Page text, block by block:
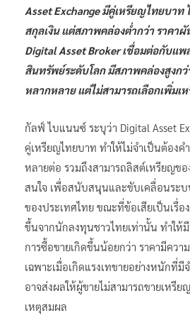
Asset Exchange มีคู่เหรียญไทยบาท
สกุลเงิน แต่สภาพคล่องต่ำกว่า ราคา
Digital Asset Broker เชื่อมต่อกับแ
สินทรัพย์ระดับโลก มีสภาพคล่องสูงกว่
หลากหลาย แต่ไม่สามารถเลือกเพิ่มเ
กัลฟ์ ไบแนนซ์ ระบุว่า Digital Asset
คู่เหรียญไทยบาท ทำให้ไม่จำเป็นต้อง
หลายต่อ รวมถึงสามารถลิสต์เหรียญข
สนใจ เพื่อสนับสนุนและขับเคลื่อนระ
ของประเทศไทย ขณะที่ข้อเสียเป็นเรื่อ
ขึ้นจากนักลงทุนชาวไทยเท่านั้น ทำให้
การซื้อขายเกิดขึ้นน้อยกว่า ราคามีควา
เฉพาะเมื่อเกิดแรงเทขายอย่างหนักที่
อาจส่งผลให้ผู้ขายไม่สามารถขายเหรีย
เหตุสมผล